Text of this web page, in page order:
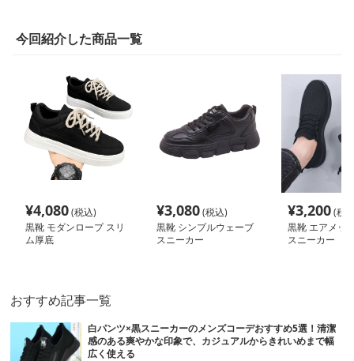
今回紹介した商品一覧
¥4,080(税込)
黒靴 モダンロープ スリ
ム厚底
¥3,080(税込)
黒靴 シンプルウェーブ
スニーカー
¥3,200(税
黒靴 エアメッ
スニーカー
おすすめ記事一覧
白パンツ×黒スニーカーのメンズコーデおすすめ5選！清潔
感のある爽やかな印象で、カジュアルからきれいめまで幅
広く使える